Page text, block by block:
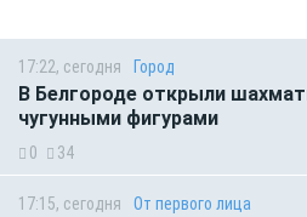
17:22, сегодня Город
В Белгороде открыли
чугунными фигурами
0 34
17:15, сегодня От первого лица